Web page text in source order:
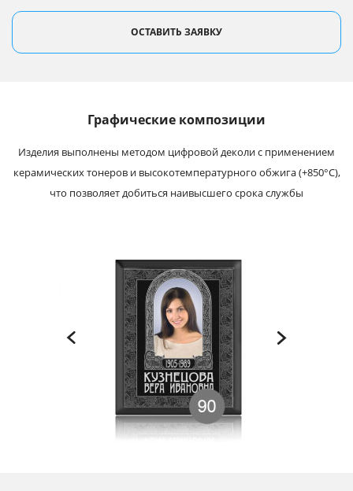
ОСТАВИТЬ ЗАЯВКУ
Графические композиции
Изделия выполнены методом цифровой деколи с применением
керамических тонеров и высокотемпературного обжига (+850°С),
что позволяет добиться наивысшего срока службы